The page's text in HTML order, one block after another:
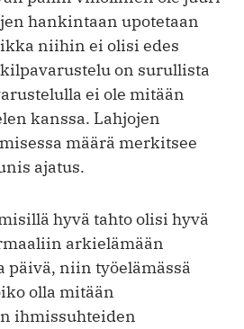
hankintaan upotetaan
niihin ei olisi edes
on surullista
ei ole mitään
kanssa. Lahjojen
määrä merkitsee
ajatus.
hyvä tahto olisi hyvä
arkielämään
päivä, niin työelämässä
olla mitään
ihmissuhteiden